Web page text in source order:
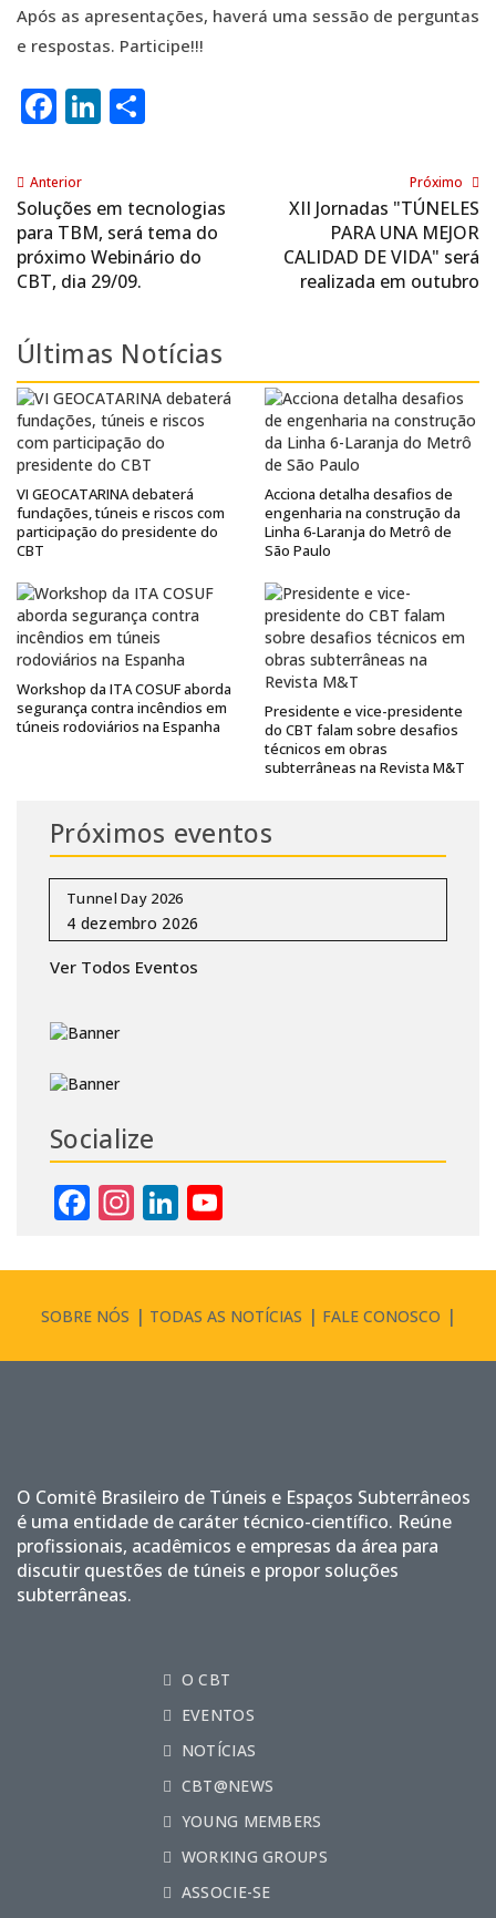
Após as apresentações, haverá uma sessão de perguntas
e respostas. Participe!!!
Facebook
LinkedIn
Anterior
Soluções em tecnologias
para TBM, será tema do
próximo Webinário do
CBT, dia 29/09.
Próximo
XII Jornadas "TÚNELES
PARA UNA MEJOR
CALIDAD DE VIDA" será
realizada em outubro
Últimas Notícias
VI GEOCATARINA debaterá
fundações, túneis e riscos com
participação do presidente do
CBT
Acciona detalha desafios de
engenharia na construção da
Linha 6-Laranja do Metrô de
São Paulo
Workshop da ITA COSUF aborda
segurança contra incêndios em
túneis rodoviários na Espanha
Presidente e vice-presidente
do CBT falam sobre desafios
técnicos em obras
subterrâneas na Revista M&T
Próximos eventos
Tunnel Day 2026
Ver Todos Eventos
Socialize
Facebook
Instagram
LinkedIn
SOBRE NÓS TODAS AS NOTÍCIAS FALE CONOSCO
O Comitê Brasileiro de Túneis e Espaços Subterrâneos
é uma entidade de caráter técnico-científico. Reúne
profissionais, acadêmicos e empresas da área para
discutir questões de túneis e propor soluções
subterrâneas.
O CBT
EVENTOS
NOTÍCIAS
CBT@NEWS
YOUNG MEMBERS
WORKING GROUPS
ASSOCIE-SE